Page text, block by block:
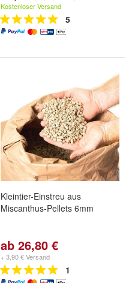
Kostenloser Versand
5
Kleintier-Einstreu aus
Miscanthus-Pellets 6mm
ab 26,80 €
+ 3,90 € Versand
1